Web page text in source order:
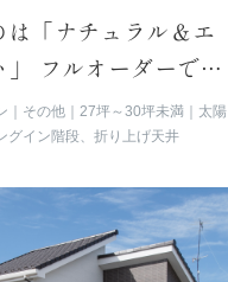
は「ナチュラル＆エ
」 フルオーダーで叶
Mｙスタイル
その他 27坪～30坪未満
太陽
グイン階段、折り上げ天井